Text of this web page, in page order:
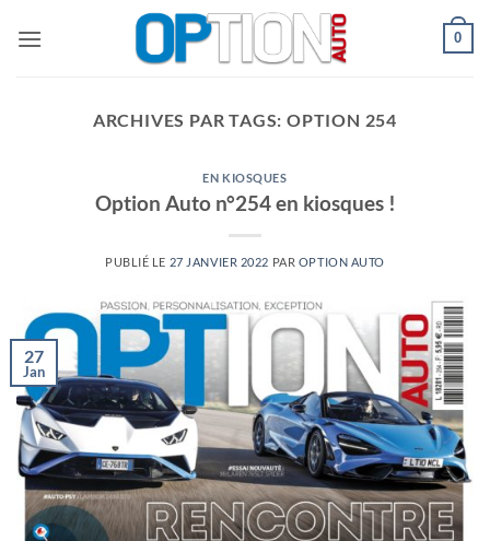
0
ARCHIVES PAR TAGS:OPTION 254
EN KIOSQUES
Option Auto n°254 en kiosques !
PUBLIÉ LE 27 JANVIER 2022 PAR OPTION AUTO
27
Jan